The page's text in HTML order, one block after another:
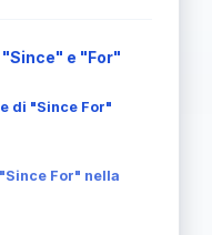
e "For"
di "Since For"
For" nella